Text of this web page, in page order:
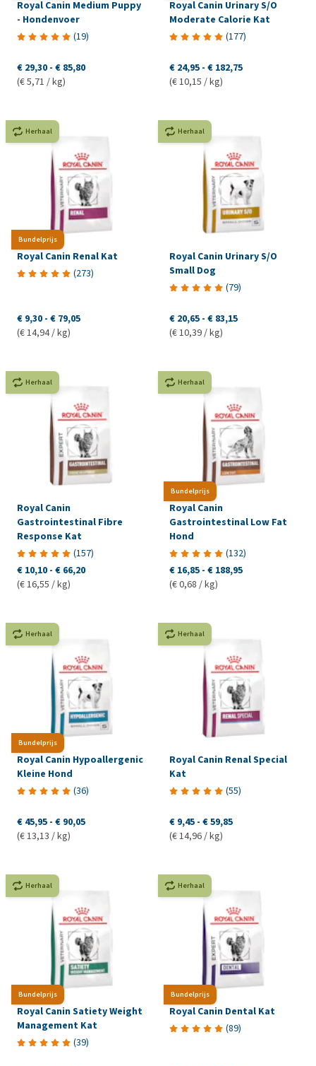
Royal Canin Medium Puppy
- Hondenvoer
(19)
€ 29,30 - € 85,80
(€ 5,71 / kg)
Royal Canin Urinary S/O
Moderate Calorie Kat
(177)
€ 24,95 - € 182,75
(€ 10,15 / kg)
Bundelprijs
Herhaal
Royal Canin Renal Kat
(273)
€ 9,30 - € 79,05
(€ 14,94 / kg)
Herhaal
Royal Canin Urinary S/O
Small Dog
(79)
€ 20,65 - € 83,15
(€ 10,39 / kg)
Herhaal
Royal Canin
Gastrointestinal Fibre
Response Kat
(157)
€ 10,10 - € 66,20
(€ 16,55 / kg)
Bundelprijs
Herhaal
Royal Canin
Gastrointestinal Low Fat
Hond
(132)
€ 16,85 - € 188,95
(€ 0,68 / kg)
Bundelprijs
Herhaal
Royal Canin Hypoallergenic
Kleine Hond
(36)
€ 45,95 - € 90,05
(€ 13,13 / kg)
Herhaal
Royal Canin Renal Special
Kat
(55)
€ 9,45 - € 59,85
(€ 14,96 / kg)
Bundelprijs
Herhaal
Royal Canin Satiety Weight
Management Kat
(39)
Bundelprijs
Herhaal
Royal Canin Dental Kat
(89)